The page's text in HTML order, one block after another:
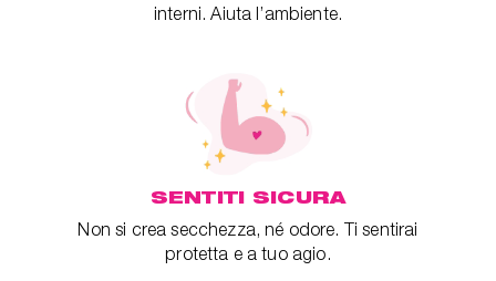
interni. Aiuta l’ambiente.
SENTITI SICURA
Non si crea secchezza, né odore. Ti sentirai
protetta e a tuo agio.